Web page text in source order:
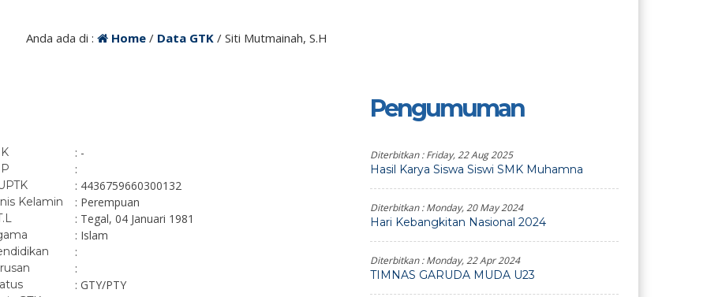
Anda ada di : Home / Data GTK / Siti Mutmainah, S.H
: -
:
: 4436759660300132
Kelamin : Perempuan
: Tegal, 04 Januari 1981
: Islam
:
:
: GTY/PTY
Pengumuman
Diterbitkan :Friday, 22 Aug 2025
Hasil Karya Siswa Siswi SMK Muhamna
Diterbitkan :Monday, 20 May 2024
Hari Kebangkitan Nasional 2024
Diterbitkan :Monday, 22 Apr 2024
TIMNAS GARUDA MUDA U23